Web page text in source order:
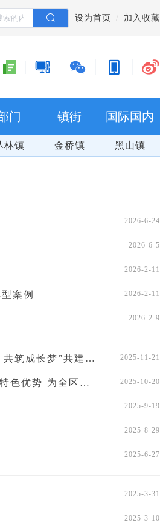
设为首页 加入收藏
门 镇街 国际国内
林镇 金桥镇 黑山镇
2026-6-24
2026-6-5
2026-2-11
案例 2026-2-11
2026-2-9
成长梦”共建活动 2025-11-21
量发展筑牢基层根基 2025-10-20
2025-9-19
2025-8-29
2025-6-27
2025-3-31
2025-3-10